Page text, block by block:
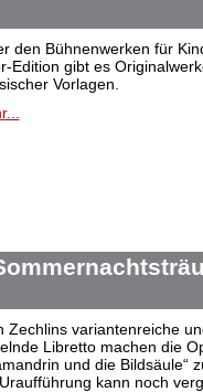
den Bühnenwerken für
Edition gibt es
Vorlagen.
Zechlins variantenreiche
Libretto machen die
und die Bildsäule“
kann noch